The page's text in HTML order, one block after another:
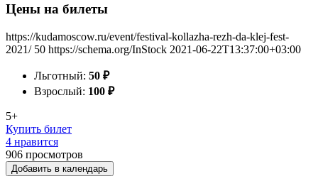
Цены на билеты
https://kudamoscow.ru/event/festival-kollazha-rezh-da-klej-fest-
2021/ 50 https://schema.org/InStock 2021-06-22T13:37:00+03:00
Льготный: 50 ₽
Взрослый: 100 ₽
5+
Купить билет
4 нравится
906 просмотров
Добавить в календарь